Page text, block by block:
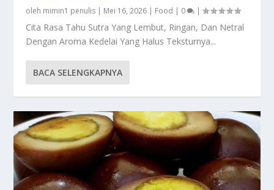
oleh mimin1 penulis | Mei 16, 2026 | Food | 0 |
Cita Rasa Tahu Sutra Yang Lembut, Ringan, Dan Netral
Dengan Aroma Kedelai Yang Halus Teksturnya...
BACA SELENGKAPNYA